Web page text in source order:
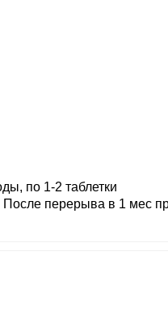
по 1-2 таблетки
После перерыва в 1 мес